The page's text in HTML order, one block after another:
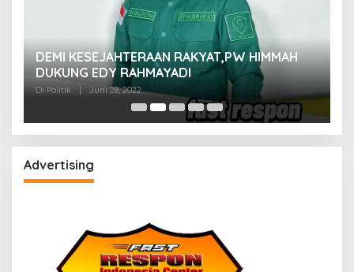
DEMI KESEJAHTERAAN RAKYAT,PW HIMMAH
DUKUNG EDY RAHMAYADI
Di Politik | Juni 28, 2022
Advertising